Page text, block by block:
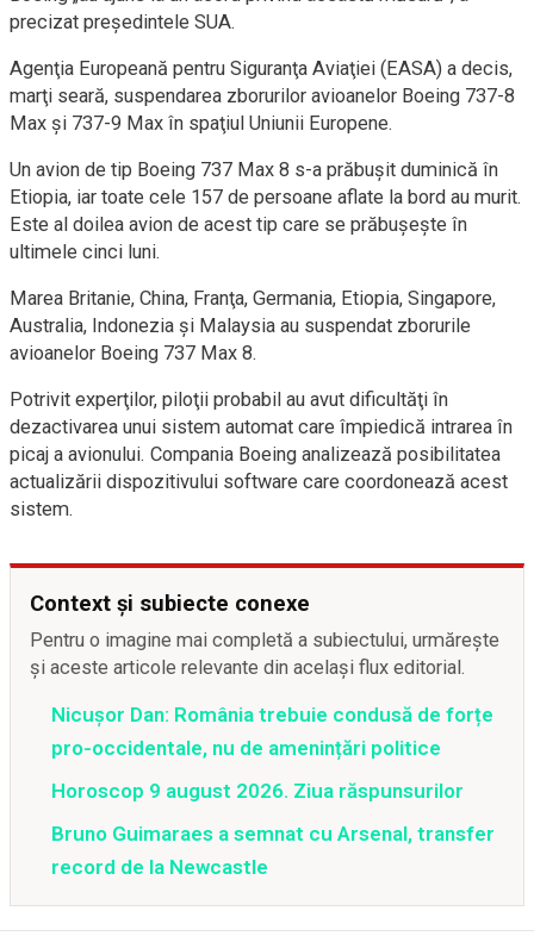
precizat preşedintele SUA.
Agenţia Europeană pentru Siguranţa Aviaţiei (EASA) a decis,
marţi seară, suspendarea zborurilor avioanelor Boeing 737-8
Max şi 737-9 Max în spaţiul Uniunii Europene.
Un avion de tip Boeing 737 Max 8 s-a prăbuşit duminică în
Etiopia, iar toate cele 157 de persoane aflate la bord au murit.
Este al doilea avion de acest tip care se prăbuşeşte în
ultimele cinci luni.
Marea Britanie, China, Franţa, Germania, Etiopia, Singapore,
Australia, Indonezia şi Malaysia au suspendat zborurile
avioanelor Boeing 737 Max 8.
Potrivit experţilor, piloţii probabil au avut dificultăţi în
dezactivarea unui sistem automat care împiedică intrarea în
picaj a avionului. Compania Boeing analizează posibilitatea
actualizării dispozitivului software care coordonează acest
sistem.
Context și subiecte conexe
Pentru o imagine mai completă a subiectului, urmărește
și aceste articole relevante din același flux editorial.
Nicușor Dan: România trebuie condusă de forțe
pro-occidentale, nu de amenințări politice
Horoscop 9 august 2026. Ziua răspunsurilor
Bruno Guimaraes a semnat cu Arsenal, transfer
record de la Newcastle